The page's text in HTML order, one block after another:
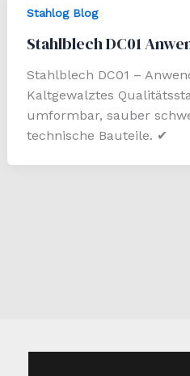
Stahlog Blog
Stahlblech DC01
Stahlblech DC01 –
Kaltgewalztes
umformbar, sauber
technische Bauteile. ✔